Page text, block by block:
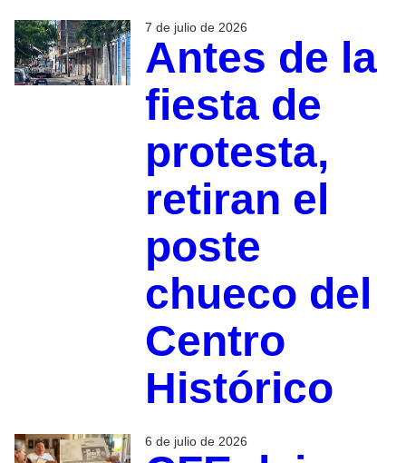
7 de julio de 2026
Antes de la
fiesta de
protesta,
retiran el
poste
chueco del
Centro
Histórico
6 de julio de 2026